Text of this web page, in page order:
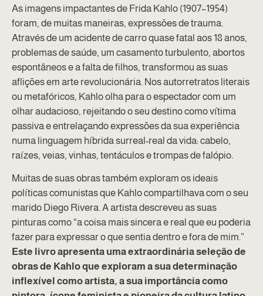
As imagens impactantes de Frida Kahlo (1907–1954)
foram, de muitas maneiras, expressões de trauma.
Através de um acidente de carro quase fatal aos 18 anos,
problemas de saúde, um casamento turbulento, abortos
espontâneos e a falta de filhos, transformou as suas
aflições em arte revolucionária. Nos autorretratos literais
ou metafóricos, Kahlo olha para o espectador com um
olhar audacioso, rejeitando o seu destino como vítima
passiva e entrelaçando expressões da sua experiência
numa linguagem híbrida surreal-real da vida: cabelo,
raízes, veias, vinhas, tentáculos e trompas de falópio.
Muitas de suas obras também exploram os ideais
políticas comunistas que Kahlo compartilhava com o seu
marido Diego Rivera. A artista descreveu as suas
pinturas como “a coisa mais sincera e real que eu poderia
fazer para expressar o que sentia dentro e fora de mim.”
Este livro apresenta uma extraordinária seleção de
obras de Kahlo que exploram a sua determinação
inflexível como artista, a sua importância como